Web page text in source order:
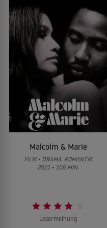
2018
DRAMA
Teufel
Malcolm & Marie
FILM • DRAMA, ROMANTIK
2021 • 106 MIN.
Lesermeinung